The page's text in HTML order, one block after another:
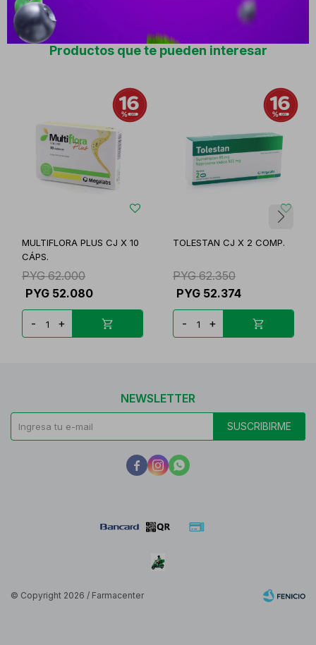
Productos que te pueden interesar
MULTIFLORA PLUS CJ X 10
CÁPS.
PYG 62.000
PYG 52.080
- +
TOLESTAN CJ X 2 COMP.
PYG 62.350
PYG 52.374
- +
NEWSLETTER
SUSCRIBIRME
  
© Copyright 2026 / Farmacenter